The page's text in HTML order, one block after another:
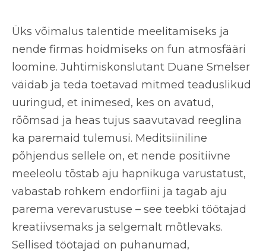
Üks võimalus talentide meelitamiseks ja
nende firmas hoidmiseks on fun atmosfääri
loomine. Juhtimiskonslutant Duane Smelser
väidab ja teda toetavad mitmed teaduslikud
uuringud, et inimesed, kes on avatud,
rõõmsad ja heas tujus saavutavad reeglina
ka paremaid tulemusi. Meditsiiniline
põhjendus sellele on, et nende positiivne
meeleolu tõstab aju hapnikuga varustatust,
vabastab rohkem endorfiini ja tagab aju
parema verevarustuse – see teebki töötajad
kreatiivsemaks ja selgemalt mõtlevaks.
Sellised töötajad on puhanumad,